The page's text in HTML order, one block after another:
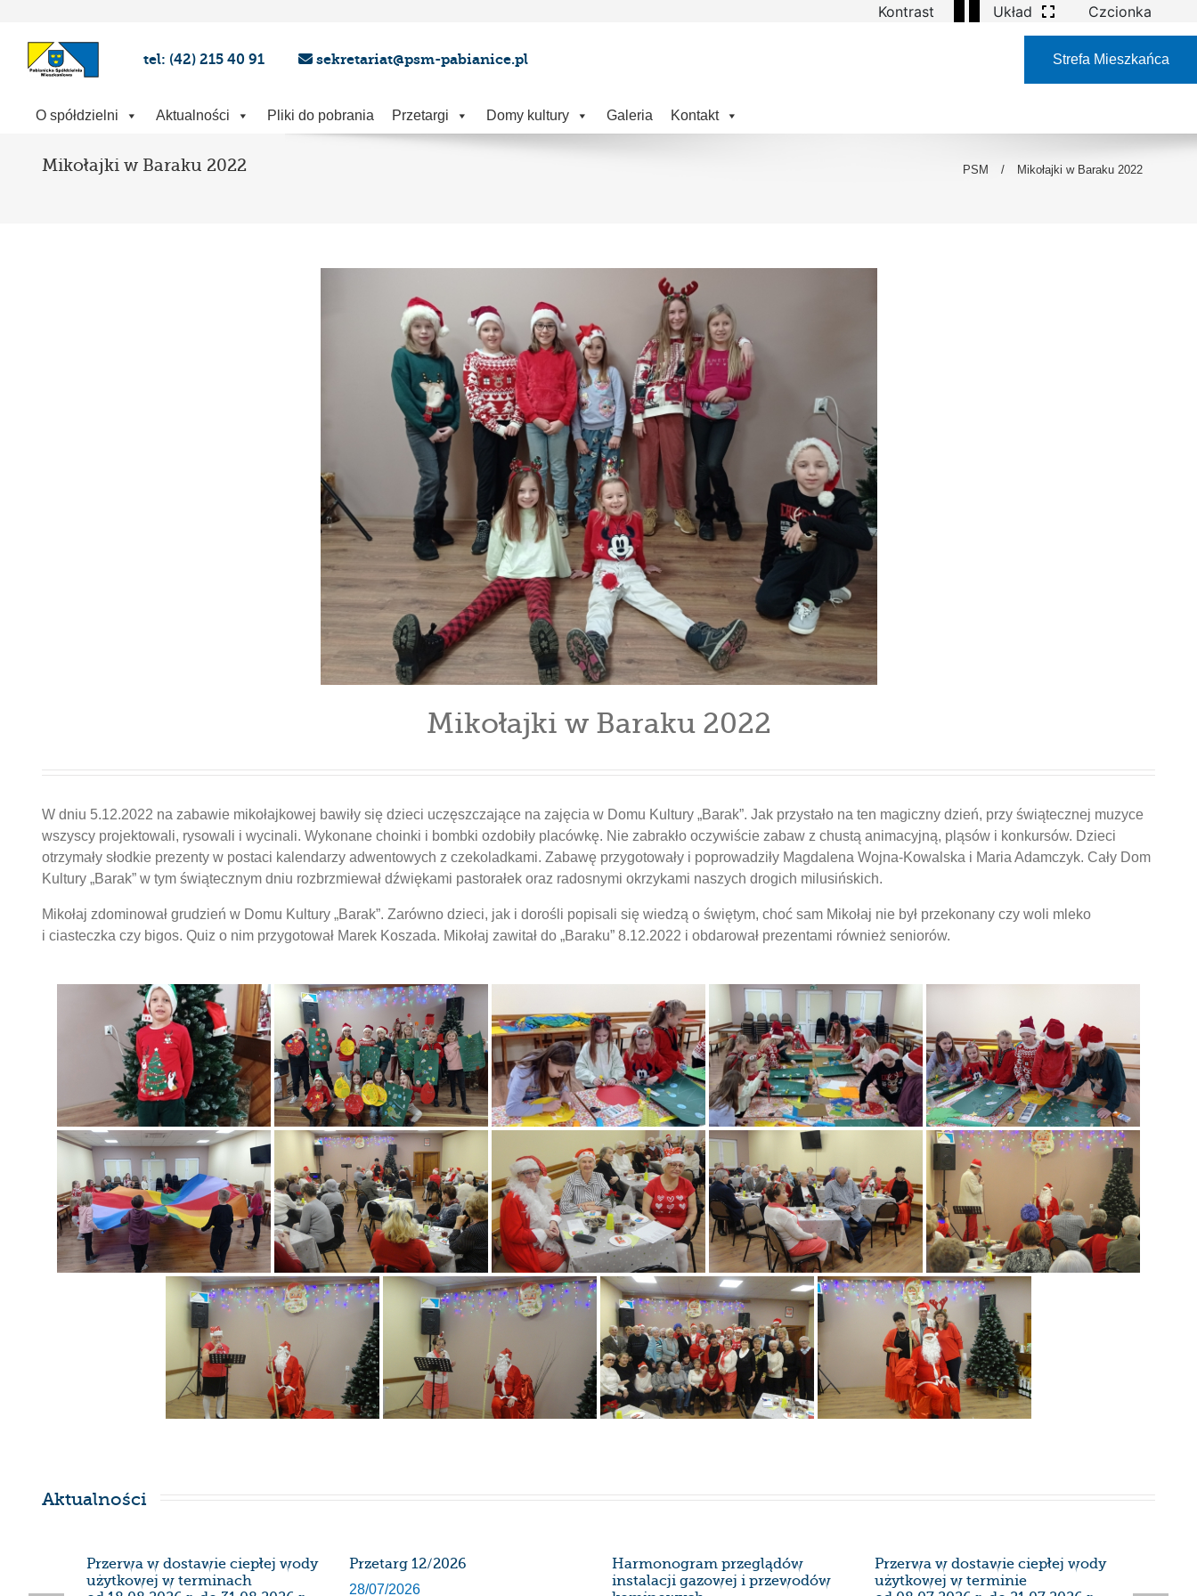
Kontrast Układ Czcionka
tel: (42) 215 40 91 sekretariat@psm-pabianice.pl Strefa Mieszkańca
O spółdzielni Aktualności Pliki do pobrania Przetargi Domy kultury Galeria Kontakt
Mikołajki w Baraku 2022 PSM / Mikołajki w Baraku 2022
Mikołajki w Baraku 2022
W dniu 5.12.2022 na zabawie mikołajkowej bawiły się dzieci uczęszczające na zajęcia w Domu Kultury „Barak”. Jak przystało na ten magiczny dzień, przy świątecznej muzyce
wszyscy projektowali, rysowali i wycinali. Wykonane choinki i bombki ozdobiły placówkę. Nie zabrakło oczywiście zabaw z chustą animacyjną, pląsów i konkursów. Dzieci
otrzymały słodkie prezenty w postaci kalendarzy adwentowych z czekoladkami. Zabawę przygotowały i poprowadziły Magdalena Wojna-Kowalska i Maria Adamczyk. Cały Dom
Kultury „Barak” w tym świątecznym dniu rozbrzmiewał dźwiękami pastorałek oraz radosnymi okrzykami naszych drogich milusińskich.
Mikołaj zdominował grudzień w Domu Kultury „Barak”. Zarówno dzieci, jak i dorośli popisali się wiedzą o świętym, choć sam Mikołaj nie był przekonany czy woli mleko
i ciasteczka czy bigos. Quiz o nim przygotował Marek Koszada. Mikołaj zawitał do „Baraku” 8.12.2022 i obdarował prezentami również seniorów.
Aktualności
Przerwa w dostawie ciepłej wody
użytkowej w terminach
Przetarg 12/2026
28/07/2026
Harmonogram przeglądów
instalacji gazowej i przewodów
Przerwa w dostawie ciepłej wody
użytkowej w terminie